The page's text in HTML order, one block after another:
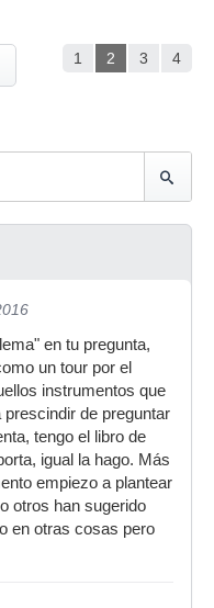
1 2 3 4
en tu pregunta,
un tour por el
instrumentos que
de preguntar
tengo el libro de
igual la hago. Más
empiezo a plantear
otros han sugerido
en otras cosas pero